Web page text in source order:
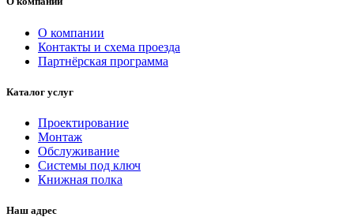
О компании
Контакты и схема проезда
Партнёрская программа
Каталог услуг
Проектирование
Монтаж
Обслуживание
Системы под ключ
Книжная полка
Наш адрес